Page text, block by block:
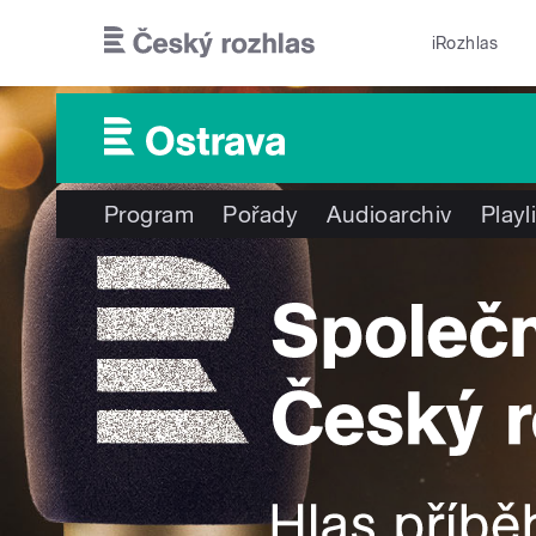
iRozhlas
Program Pořady Audioarchiv